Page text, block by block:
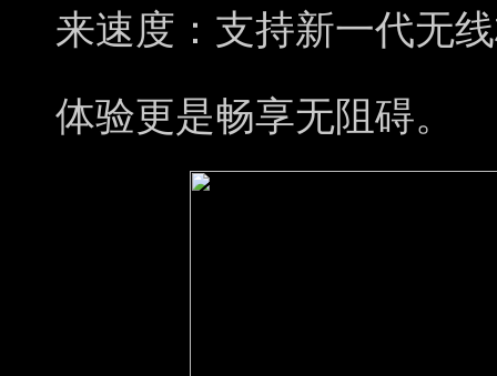
来速度：支持新一代无
体验更是畅享无阻碍。